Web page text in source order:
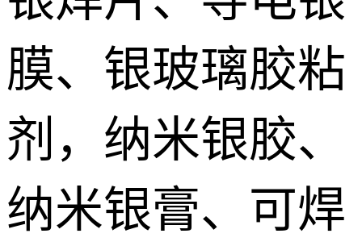
膜、银玻璃胶粘
剂，纳米银胶、
纳米银膏、可焊